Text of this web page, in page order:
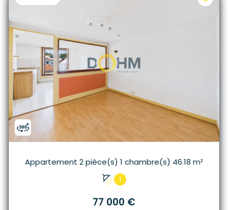
Appartement 2 pièce(s) 1 chambre(s) 46.18 m²
1
77 000 €